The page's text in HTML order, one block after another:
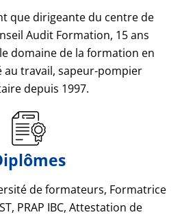
que dirigeante du centre de
Audit Formation, 15 ans
domaine de la formation en
au travail, sapeur-pompier
depuis 1997.
de formateurs, Formatrice
PRAP IBC, Attestation de